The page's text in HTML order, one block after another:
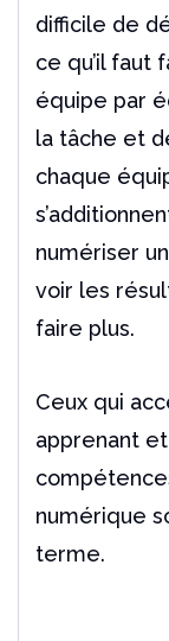
difficile de
ce qu’il faut
équipe par
la tâche et
chaque
numériser
voir les
faire plus.
Ceux qui
apprenant
numérique
terme.